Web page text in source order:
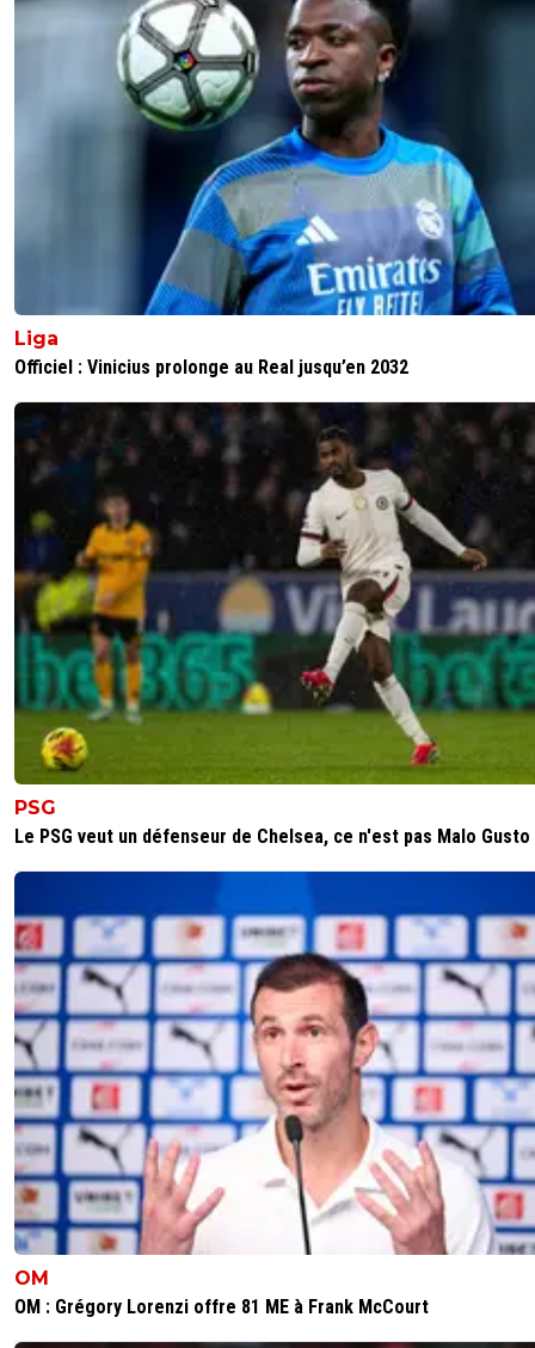
Liga
Officiel : Vinicius prolonge au Real jusqu’en 2032
PSG
Le PSG veut un défenseur de Chelsea, ce n'est pas Malo Gusto
OM
OM : Grégory Lorenzi offre 81 ME à Frank McCourt